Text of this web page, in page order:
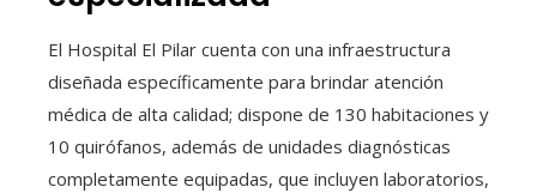
El Hospital El Pilar cuenta con una infraestructura
diseñada específicamente para brindar atención
médica de alta calidad; dispone de 130 habitaciones y
10 quirófanos, además de unidades diagnósticas
completamente equipadas, que incluyen laboratorios,